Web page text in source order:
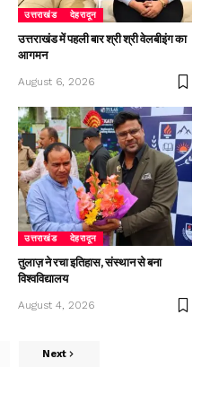
उत्तराखंड देहरादून
उत्तराखंड में पहली बार श्री श्री वेलबीइंग का
आगमन
August 6, 2026
उत्तराखंड देहरादून
तुलाज़ ने रचा इतिहास, संस्थान से बना
विश्वविद्यालय
August 4, 2026
Next